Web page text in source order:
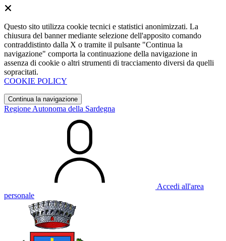
Questo sito utilizza cookie tecnici e statistici anonimizzati. La
chiusura del banner mediante selezione dell'apposito comando
contraddistinto dalla X o tramite il pulsante "Continua la
navigazione" comporta la continuazione della navigazione in
assenza di cookie o altri strumenti di tracciamento diversi da quelli
sopracitati.
COOKIE POLICY
Continua la navigazione
Regione Autonoma della Sardegna
Accedi all'area
personale